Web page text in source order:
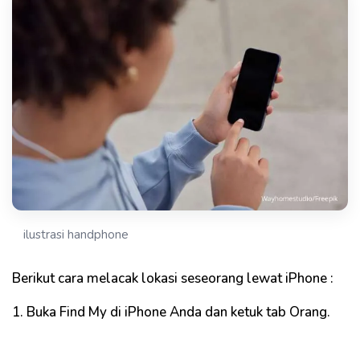
ilustrasi handphone
Berikut cara melacak lokasi seseorang lewat iPhone :
1. Buka Find My di iPhone Anda dan ketuk tab Orang.